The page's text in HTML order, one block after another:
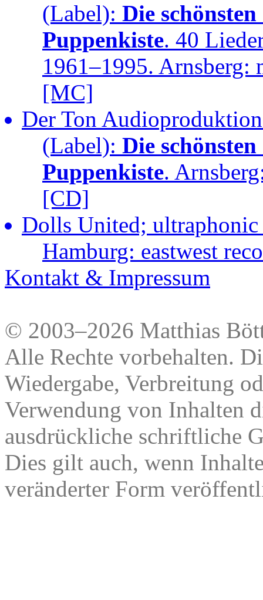
(Label): Die
Puppenkiste. 40
1961–1995. Arnsberg:
[MC]
Der Ton
(Label): Die
Puppenkiste.
[CD]
Dolls United;
Hamburg: eastwest
Kontakt & Impressum
© 2003–2026 Matthias
Alle Rechte vorbehalten.
Wiedergabe, Verbreitung
Verwendung von Inhalten
ausdrückliche schriftliche
Dies gilt auch, wenn
veränderter Form